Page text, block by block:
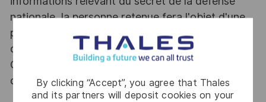
By clicking “Accept”, you agree that Thales
and its partners will deposit cookies on your
nationale, la personne retenue fera l'objet d'une
procédure d’habilitation, conformément aux
dispositions des articles R.2311-1 et suivants du
Code de la défense et de l’IGI 1300 SGDSN/PSE
du 09 août 2021.